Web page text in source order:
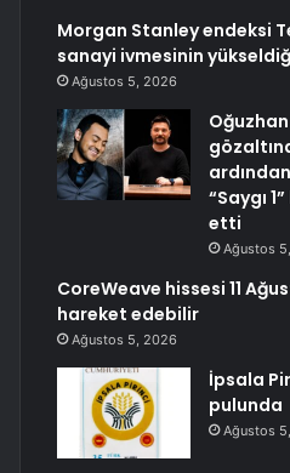
Morgan Stanley endeksi
sanayi ivmesinin
Ağustos 5, 2026
Oğuzhan
“Saygı
etti
Ağustos
CoreWeave hissesi 11
hareket edebilir
Ağustos 5, 2026
İpsala
pulunda
Ağustos